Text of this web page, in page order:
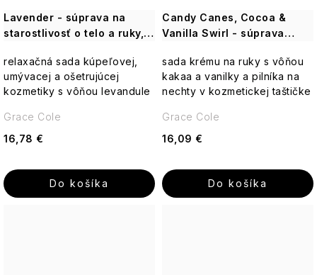
Lavender - súprava na
starostlivosť o telo a ruky, 5
relaxačná sada kúpeľovej,
umývacej a ošetrujúcej
kozmetiky s vôňou levandule
16,78 €
Do košíka
Grace Cole
Candy Canes, Cocoa &
Vanilla Swirl - súprava
sada krému na ruky s vôňou
kakaa a vanilky a pilníka na
nechty v kozmetickej taštičke
16,09 €
Do košíka
Grace Cole